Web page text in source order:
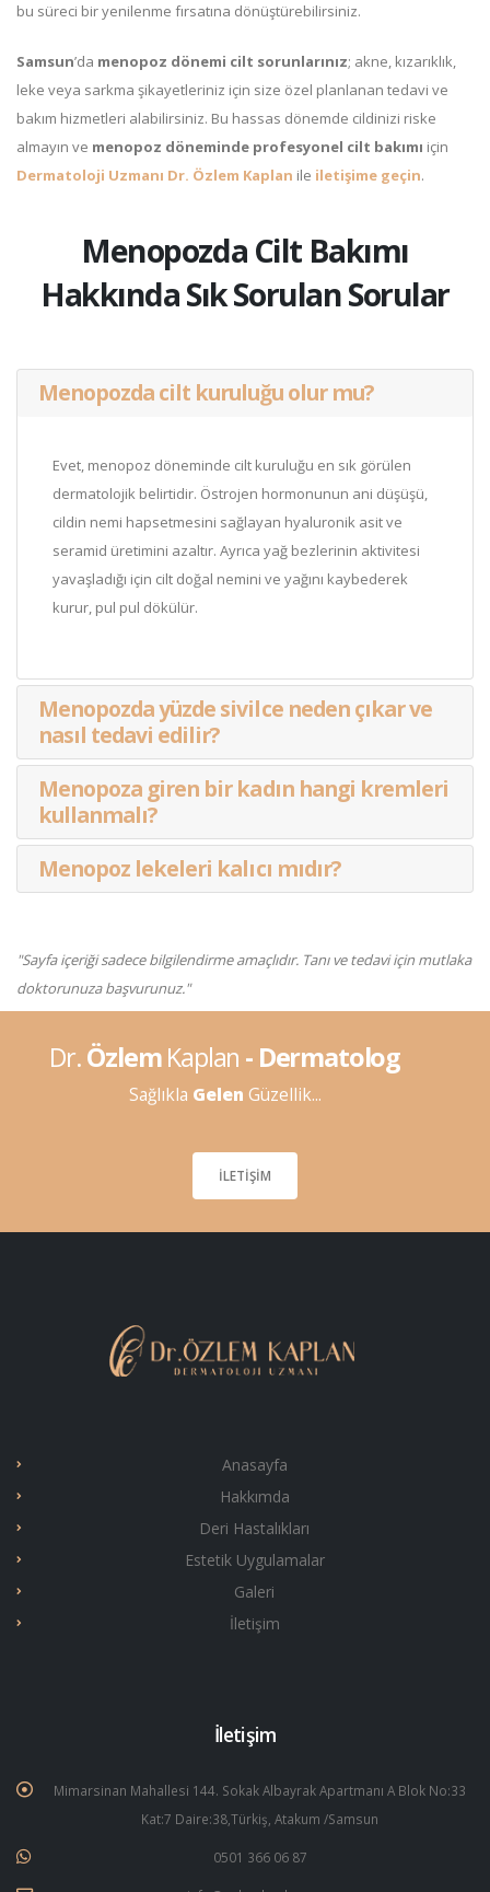
bu süreci bir yenilenme fırsatına dönüştürebilirsiniz.
Samsun’da menopoz dönemi cilt sorunlarınız; akne, kızarıklık,
leke veya sarkma şikayetleriniz için size özel planlanan tedavi ve
bakım hizmetleri alabilirsiniz. Bu hassas dönemde cildinizi riske
almayın ve menopoz döneminde profesyonel cilt bakımı için
Dermatoloji Uzmanı Dr. Özlem Kaplan ile iletişime geçin.
Menopozda Cilt Bakımı
Hakkında Sık Sorulan Sorular
Menopozda cilt kuruluğu olur mu?
Evet, menopoz döneminde cilt kuruluğu en sık görülen
dermatolojik belirtidir. Östrojen hormonunun ani düşüşü,
cildin nemi hapsetmesini sağlayan hyaluronik asit ve
seramid üretimini azaltır. Ayrıca yağ bezlerinin aktivitesi
yavaşladığı için cilt doğal nemini ve yağını kaybederek
kurur, pul pul dökülür.
Menopozda yüzde sivilce neden çıkar ve
nasıl tedavi edilir?
Menopoza giren bir kadın hangi kremleri
kullanmalı?
Menopoz lekeleri kalıcı mıdır?
"Sayfa içeriği sadece bilgilendirme amaçlıdır. Tanı ve tedavi için mutlaka
doktorunuza başvurunuz."
Dr.ÖzlemKaplan - Dermatolog
Sağlıkla Gelen Güzellik...
İLETIŞIM
Anasayfa
Hakkımda
Deri Hastalıkları
Estetik Uygulamalar
Galeri
İletişim
İletişim
Mimarsinan Mahallesi 144. Sokak Albayrak Apartmanı A Blok No:33
Kat:7 Daire:38,Türkiş, Atakum /Samsun
0501 366 06 87